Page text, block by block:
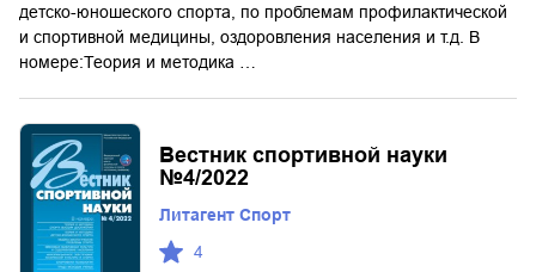
детско-юношеского спорта, по проблемам профилактической
и спортивной медицины, оздоровления населения и т.д. В
номере:Теория и методика …
Вестник спортивной науки
№4/2022
Литагент Спорт
4